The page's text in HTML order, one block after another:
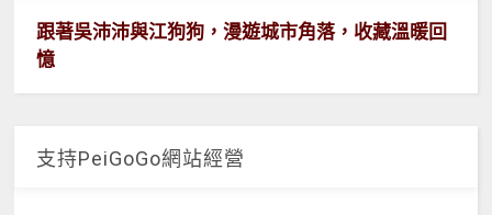
跟著吳沛沛與江狗狗，漫遊城市角落，收藏溫暖回
憶
支持PeiGoGo網站經營